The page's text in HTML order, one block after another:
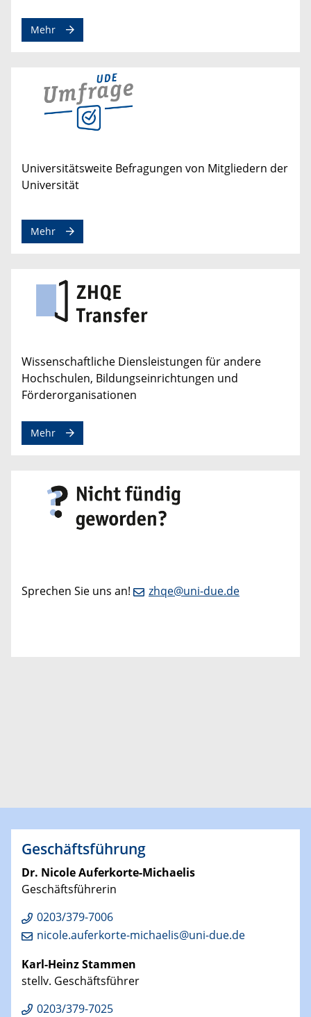
Mehr
Universitätsweite Befragungen von Mitgliedern der
Universität
Mehr
Wissenschaftliche Diensleistungen für andere
Hochschulen, Bildungseinrichtungen und
Förderorganisationen
Mehr
Sprechen Sie uns an! zhqe@uni-due.de
Geschäftsführung
Dr. Nicole Auferkorte-Michaelis
Geschäftsführerin
0203/379-7006
nicole.auferkorte-michaelis@uni-due.de
Karl-Heinz Stammen
stellv. Geschäftsführer
0203/379-7025